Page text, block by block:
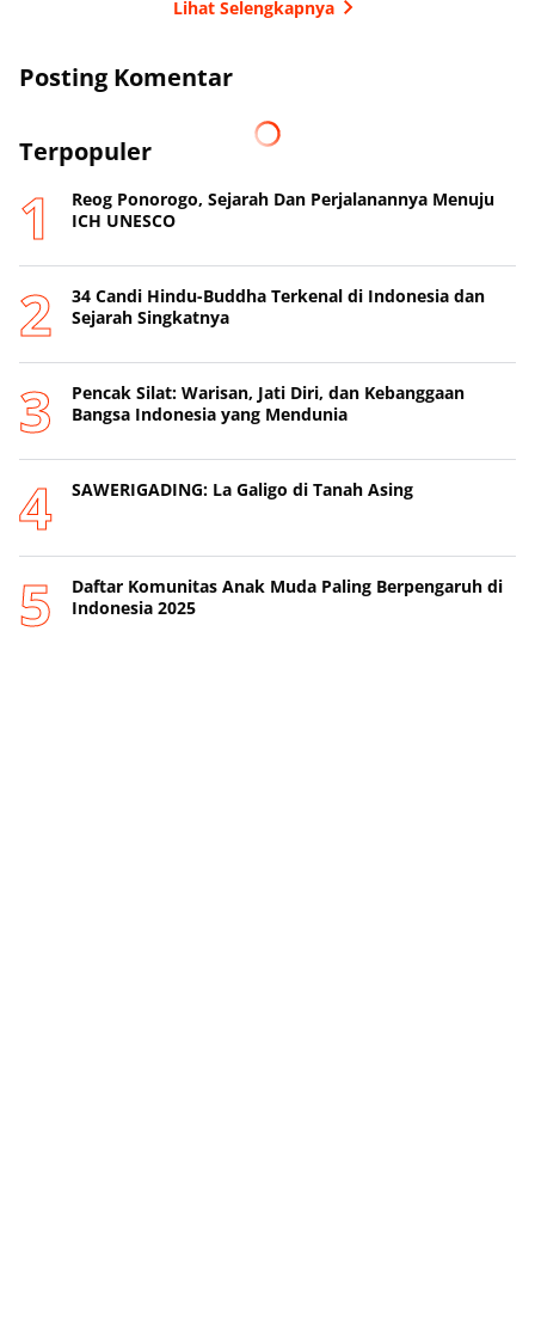
Lihat Selengkapnya
Posting Komentar
Terpopuler
Reog Ponorogo, Sejarah Dan Perjalanannya Menuju
ICH UNESCO
34 Candi Hindu-Buddha Terkenal di Indonesia dan
Sejarah Singkatnya
Pencak Silat: Warisan, Jati Diri, dan Kebanggaan
Bangsa Indonesia yang Mendunia
SAWERIGADING: La Galigo di Tanah Asing
Daftar Komunitas Anak Muda Paling Berpengaruh di
Indonesia 2025